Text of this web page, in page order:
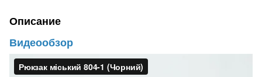
Описание
Видеообзор